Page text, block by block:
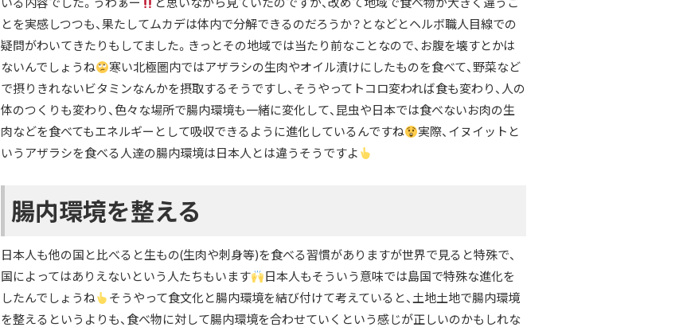
とを実感しつつも、果たしてムカデは体内で分解できるのだろうか？となどとヘルボ職人目線での
疑問がわいてきたりもしてました。きっとその地域では当たり前なことなので、お腹を壊すとかは
ないんでしょうね
寒い北極圏内ではアザラシの生肉やオイル漬けにしたものを食べて、野菜など
で摂りきれないビタミンなんかを摂取するそうですし、そうやってトコロ変われば食も変わり、人の
体のつくりも変わり、色々な場所で腸内環境も一緒に変化して、昆虫や日本では食べないお肉の生
肉などを食べてもエネルギーとして吸収できるように進化しているんですね
実際、イヌイットと
いうアザラシを食べる人達の腸内環境は日本人とは違うそうですよ
腸内環境を整える
日本人も他の国と比べると生もの(生肉や刺身等)を食べる習慣がありますが世界で見ると特殊で、
国によってはありえないという人たちもいます
日本人もそういう意味では島国で特殊な進化を
したんでしょうね
そうやって食文化と腸内環境を結び付けて考えていると、土地土地で腸内環境
を整えるというよりも、食べ物に対して腸内環境を合わせていくという感じが正しいのかもしれな